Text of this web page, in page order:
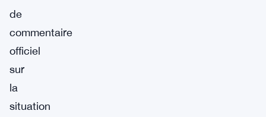
de
commentaire
officiel
sur
la
situation